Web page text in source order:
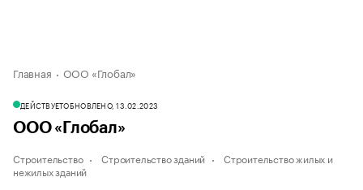
Главная ООО «Глобал»
ДЕЙСТВУЕТОБНОВЛЕНО, 13.02.2023
ООО «Глобал»
Строительство Строительство зданий
Строительство жилых и
нежилых зданий